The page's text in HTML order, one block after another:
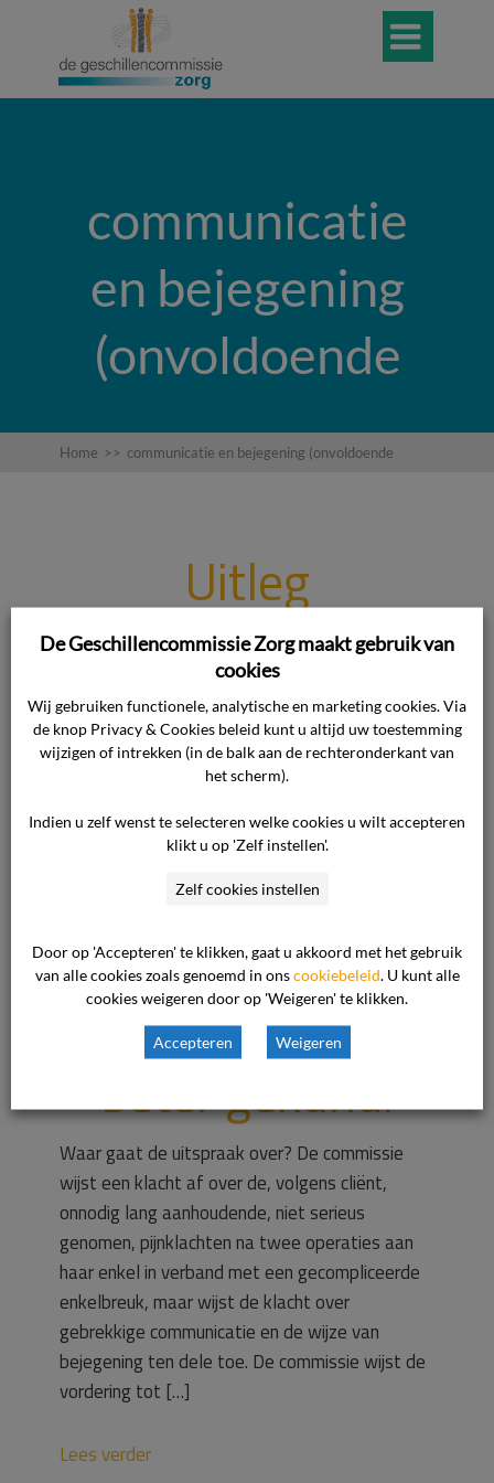

communicatie
en bejegening
(onvoldoende
Home >> communicatie en bejegening (onvoldoende
Uitleg
behandeltraject
na eerste
operatie
ontoereikend.
Bejegening cliënt
door gipskamer
en dokter had
beter gekund.
Waar gaat de uitspraak over? De commissie
wijst een klacht af over de, volgens cliënt,
onnodig lang aanhoudende, niet serieus
genomen, pijnklachten na twee operaties aan
haar enkel in verband met een gecompliceerde
enkelbreuk, maar wijst de klacht over
gebrekkige communicatie en de wijze van
bejegening ten dele toe. De commissie wijst de
vordering tot […]
Lees verder
De Geschillencommissie Zorg maakt gebruik van
cookies
Wij gebruiken functionele, analytische en marketing cookies. Via
de knop Privacy & Cookies beleid kunt u altijd uw toestemming
wijzigen of intrekken (in de balk aan de rechteronderkant van
het scherm).
Indien u zelf wenst te selecteren welke cookies u wilt accepteren
klikt u op 'Zelf instellen'.
Zelf cookies instellen
Door op 'Accepteren' te klikken, gaat u akkoord met het gebruik
van alle cookies zoals genoemd in onscookiebeleid . U kunt alle
cookies weigeren door op 'Weigeren' te klikken.
Accepteren Weigeren